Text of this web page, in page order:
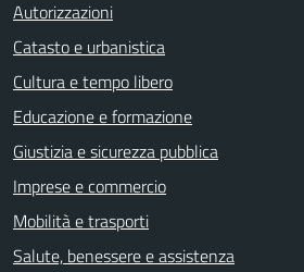
Autorizzazioni
Catasto e urbanistica
Cultura e tempo libero
Educazione e formazione
Giustizia e sicurezza pubblica
Imprese e commercio
Mobilità e trasporti
Salute, benessere e assistenza